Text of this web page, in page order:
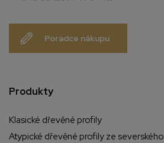
Poradce nákupu
Produkty
Klasické dřevěné profily
Atypické dřevěné profily ze